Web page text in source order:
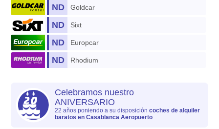
Goldcar
ND
Sixt
ND
Europcar
ND
Rhodium
ND
Celebramos nuestro
ANIVERSARIO
22 años poniendo a su disposicióncoches de alquiler
baratos en Casablanca Aeropuerto